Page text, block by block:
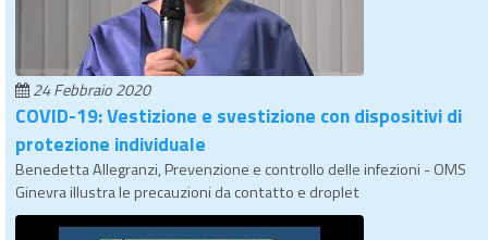
24 Febbraio 2020
COVID-19: Vestizione e svestizione con dispositivi di
protezione individuale
Benedetta Allegranzi, Prevenzione e controllo delle infezioni - OMS
Ginevra illustra le precauzioni da contatto e droplet